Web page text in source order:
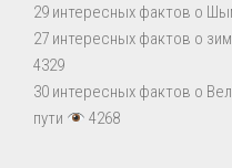
29 интересных фактов о
27 интересных фактов о
4329
30 интересных фактов о
пути
4268